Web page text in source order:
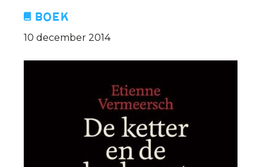
Boek
10 december 2014